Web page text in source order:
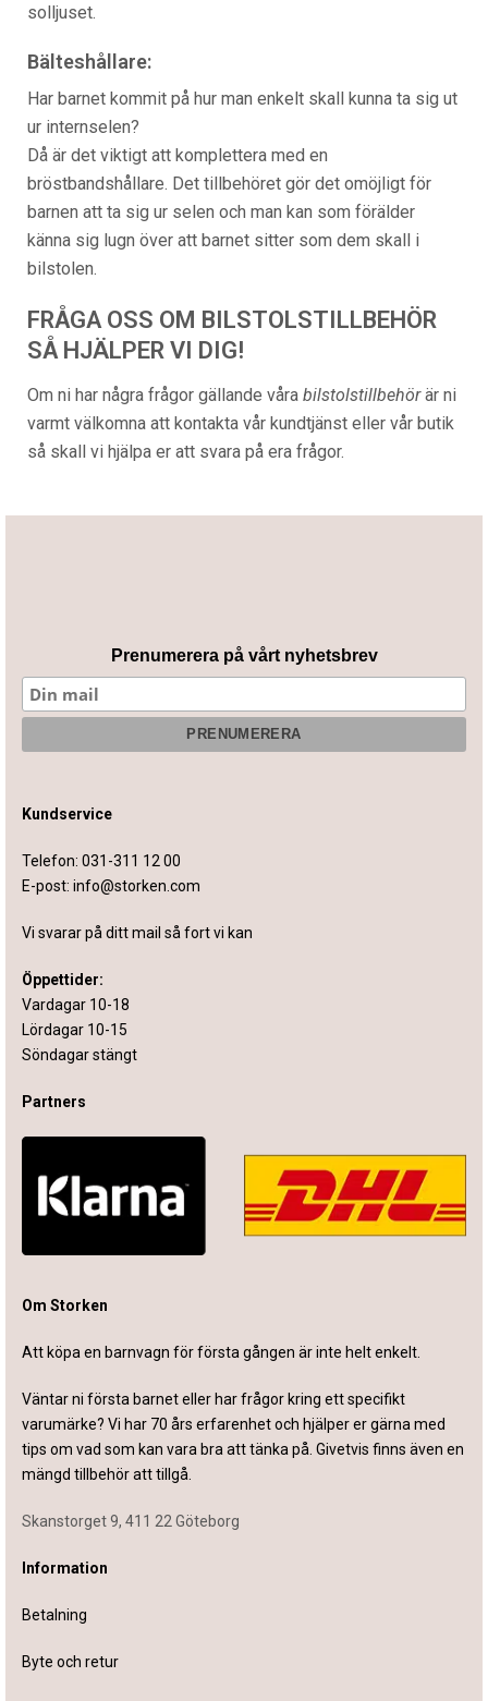
solljuset.
Bälteshållare:
Har barnet kommit på hur man enkelt skall kunna ta sig ut
ur internselen?
Då är det viktigt att komplettera med en
bröstbandshållare. Det tillbehöret gör det omöjligt för
barnen att ta sig ur selen och man kan som förälder
känna sig lugn över att barnet sitter som dem skall i
bilstolen.
FRÅGA OSS OM BILSTOLSTILLBEHÖR
SÅ HJÄLPER VI DIG!
Om ni har några frågor gällande våra bilstolstillbehörär ni
varmt välkomna att kontakta vår kundtjänst eller vår butik
så skall vi hjälpa er att svara på era frågor.
Prenumerera på vårt nyhetsbrev
Kundservice
Telefon: 031-311 12 00
E-post: info@storken.com
Vi svarar på ditt mail så fort vi kan
Öppettider:
Vardagar 10-18
Lördagar 10-15
Söndagar stängt
Partners
Om Storken
Att köpa en barnvagn för första gången är inte helt enkelt.
Väntar ni första barnet eller har frågor kring ett specifikt
varumärke? Vi har 70 års erfarenhet och hjälper er gärna med
tips om vad som kan vara bra att tänka på. Givetvis finns även en
mängd tillbehör att tillgå.
Skanstorget 9, 411 22 Göteborg
Information
Betalning
Byte och retur